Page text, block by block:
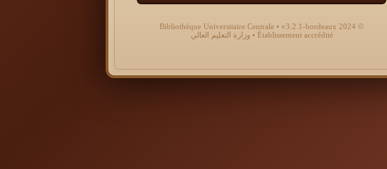
© 2024 Bibliothèque Universitaire Centrale • v3.2.1-bordeaux
Établissement accrédité • وزارة التعليم العالي